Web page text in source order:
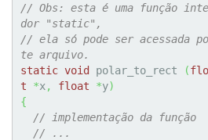
// Obs: esta é uma função
dor "static",
// ela só pode ser acessada
te arquivo.
static void polar_to_rect (
t
*x, float *y)
{
// implementação da função
// ...